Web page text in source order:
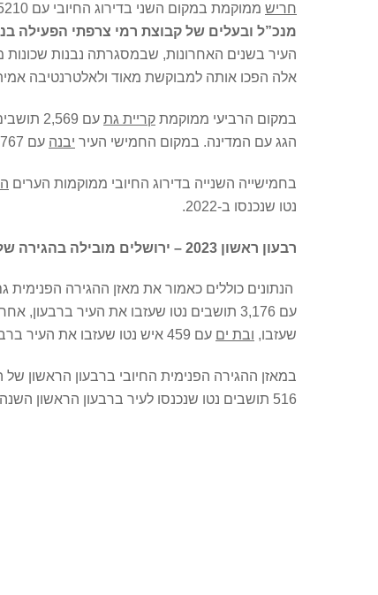
חריש ממוקמת במקום השני בדירוג החיובי עם 5210 תושבים נטו שנכנסו לעיר;
מנכ”ל ובעלים של קבוצת רמי צרפתי הפעילה
העיר בשנים האחרונות, שבמסגרתה נבנות שכונות
אלה הפכו אותה למבוקשת מאוד ולאלטרנטיבה
במקום הרביעי ממוקמת קריית גת
עם
הגג עם המדינה. במקום החמישי העיר יבנה עם 1,767 תושבים נטו שנכנסו. גם יבנה היא אחת מהערים המתפתחות בישראל ונבנות בה שכונות חדשות המושכות אוכלוסיה חדשה.
בחמישייה השנייה בדירוג החיובי ממוקמות הערים
נטו שנכנסו ב-2022.
רבעון ראשון 2023 – ירושלים מובילה בהגירה שלילית, נתיבות בחיובית
הנתונים כוללים כאמור את מאזן ההגירה הפנימית גם ברבעון הראשון של שנת 2023, וגם
עם 3,176 תושבים נטו שעזבו את העיר ברבעון, אחריה
שעזבו, ובת ים עם 459 איש נטו שעזבו את העיר ברבעון הראשון.
במאזן ההגירה הפנימית החיובי ברבעון הראשון
516 תושבים נטו שנכנסו לעיר ברבעון הראשון השנה.